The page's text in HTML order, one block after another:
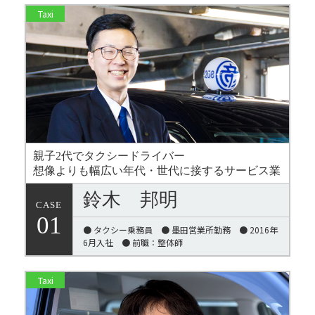
Taxi
親子2代でタクシードライバー
想像よりも幅広い年代・世代に接するサービス業
CASE
01
鈴木 邦明
● タクシー乗務員 ● 墨田営業所勤務 ● 2016年
6月入社 ● 前職：整体師
Taxi